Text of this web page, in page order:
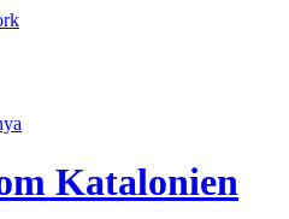
Katalonien